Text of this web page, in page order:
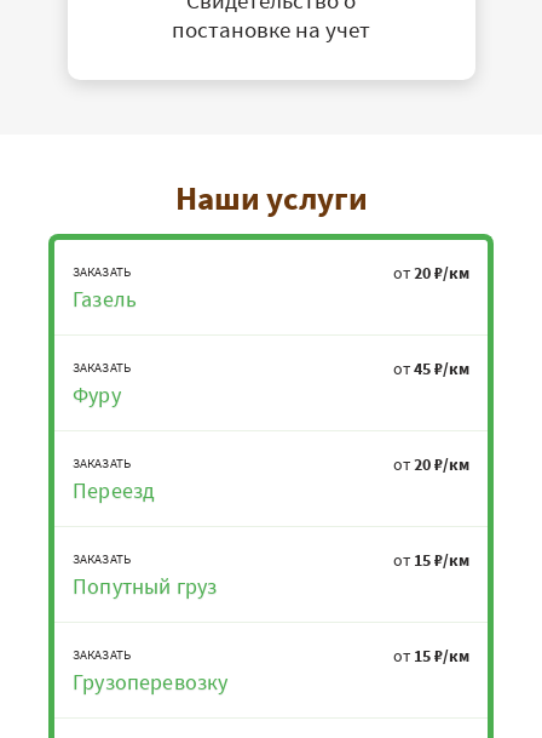
постановке на учет
Наши услуги
ЗАКАЗАТЬ
Газель
от20 ₽/км
ЗАКАЗАТЬ
Фуру
от45 ₽/км
ЗАКАЗАТЬ
Переезд
от20 ₽/км
ЗАКАЗАТЬ
Попутный груз
от 15 ₽/км
ЗАКАЗАТЬ
Грузоперевозку
от 15 ₽/км